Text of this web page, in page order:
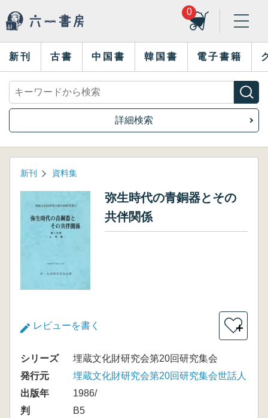
0
新刊 古書 中国書 韓国書 電子書籍
詳細検索
新刊 資料集
弥生時代の青銅器とその
共伴関係
レビューを書く ＋
シリーズ
埋蔵文化財研究会第20回研究集会
発行元
埋蔵文化財研究会第20回研究集会世話人
出版年
1986/
判
B5